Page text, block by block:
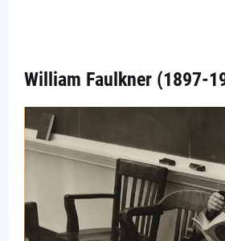
William Faulkner (1897-